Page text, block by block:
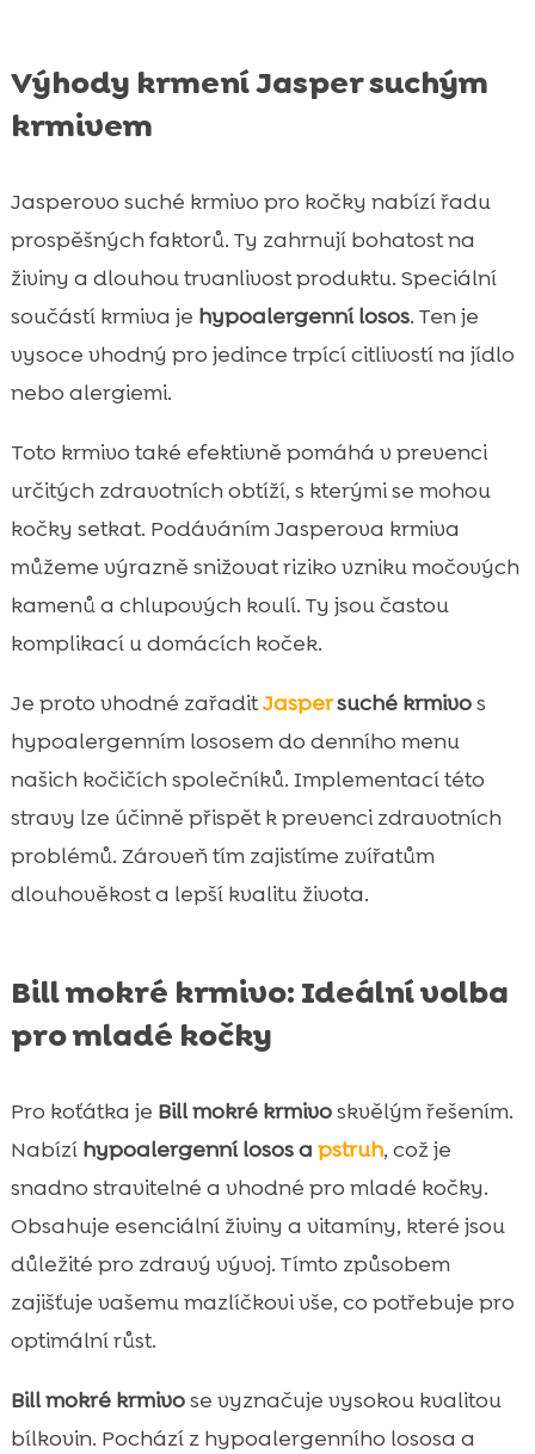
Výhody krmení Jasper suchým
krmivem
Jasperovo suché krmivo pro kočky nabízí řadu
prospěšných faktorů. Ty zahrnují bohatost na
živiny a dlouhou trvanlivost produktu. Speciální
součástí krmiva je hypoalergenní losos. Ten je
vysoce vhodný pro jedince trpící citlivostí na jídlo
nebo alergiemi.
Toto krmivo také efektivně pomáhá v prevenci
určitých zdravotních obtíží, s kterými se mohou
kočky setkat. Podáváním Jasperova krmiva
můžeme výrazně snižovat riziko vzniku močových
kamenů a chlupových koulí. Ty jsou častou
komplikací u domácích koček.
Je proto vhodné zařaditJaspersuché krmivos
hypoalergenním lososem do denního menu
našich kočičích společníků. Implementací této
stravy lze účinně přispět k prevenci zdravotních
problémů. Zároveň tím zajistíme zvířatům
dlouhověkost a lepší kvalitu života.
Bill mokré krmivo: Ideální volba
pro mladé kočky
Pro koťátka je Bill mokré krmivoskvělým řešením.
Nabízí hypoalergenní losos a pstruh, což je
snadno stravitelné a vhodné pro mladé kočky.
Obsahuje esenciální živiny a vitamíny, které jsou
důležité pro zdravý vývoj. Tímto způsobem
zajišťuje vašemu mazlíčkovi vše, co potřebuje pro
optimální růst.
Bill mokré krmivose vyznačuje vysokou kvalitou
bílkovin. Pochází z hypoalergenního lososa a